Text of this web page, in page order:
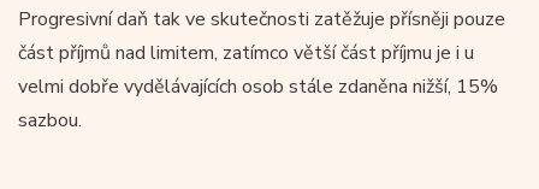
Progresivní daň tak ve skutečnosti zatěžuje přísněji pouze
část příjmů nad limitem, zatímco větší část příjmu je i u
velmi dobře vydělávajících osob stále zdaněna nižší, 15%
sazbou.